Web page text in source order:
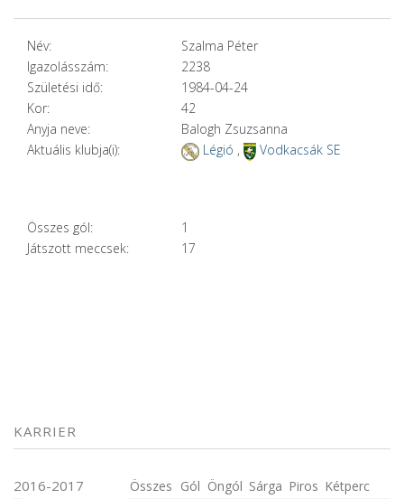
Név:
Szalma Péter
Igazolásszám:
2238
Születési idő:
1984-04-24
Kor:
42
Anyja neve:
Balogh Zsuzsanna
Aktuális klubja(i):
Légió , Vodkacsák SE
Összes gól:
1
Játszott meccsek:
17
KARRIER
2016-2017 Összes Gól Öngól Sárga Piros Kétperc